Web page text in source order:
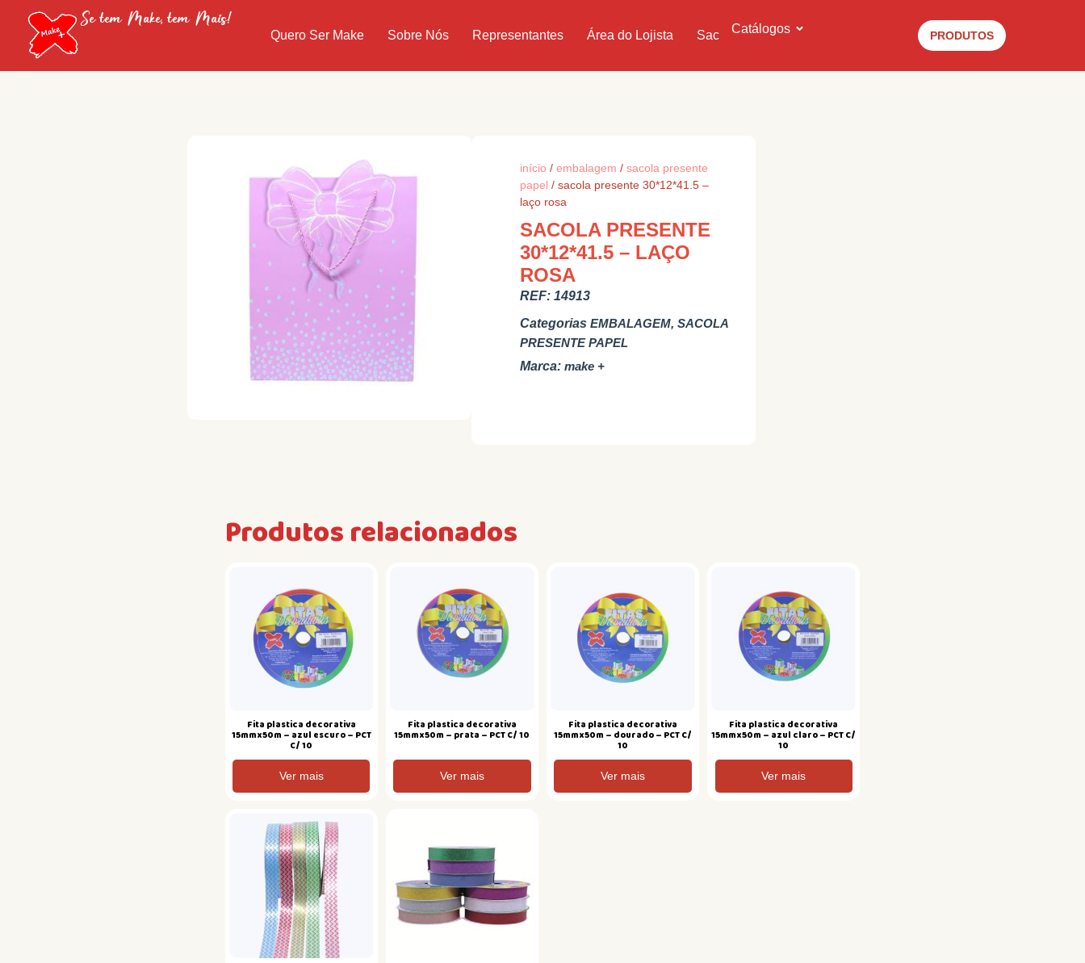
Se tem Make, tem Mais!
Quero Ser Make Sobre Nós Representantes Área do Lojista Sac Catálogos PRODUTOS
início / embalagem / sacola presente
papel / sacola presente 30*12*41.5 –
laço rosa
SACOLA PRESENTE
30*12*41.5 – LAÇO
ROSA
REF: 14913
Categorias EMBALAGEM, SACOLA
PRESENTE PAPEL
Marca: make +
Produtos relacionados
Fita plastica decorativa
15mmx50m – azul escuro – PCT
C/ 10
Ver mais
Fita plastica decorativa
15mmx50m – prata – PCT C/ 10
Ver mais
Fita plastica decorativa
15mmx50m – dourado – PCT C/
10
Ver mais
Fita plastica decorativa
15mmx50m – azul claro – PCT C/
10
Ver mais